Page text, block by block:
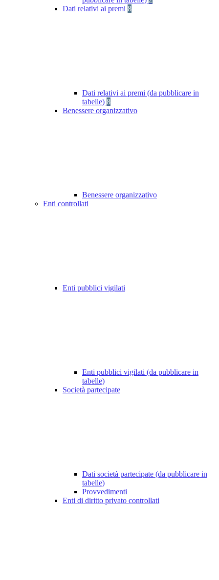
Dati relativi ai premi 8
Dati relativi ai premi (da pubblicare in
tabelle) 8
Benessere organizzativo
Benessere organizzativo
Enti controllati
Enti pubblici vigilati
Enti pubblici vigilati (da pubblicare in
tabelle)
Società partecipate
Dati società partecipate (da pubblicare in
tabelle)
Provvedimenti
Enti di diritto privato controllati